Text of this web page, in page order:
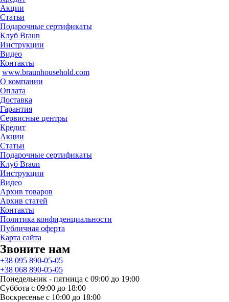
Акции
Статьи
Подарочные сертификаты
Клуб Braun
Инструкции
Видео
Контакты
www.braunhousehold.com
О компании
Оплата
Доставка
Гарантия
Сервисные центры
Кредит
Акции
Статьи
Подарочные сертификаты
Клуб Braun
Инструкции
Видео
Архив товаров
Архив статей
Контакты
Политика конфиденциальности
Публичная оферта
Карта сайта
Звоните нам
+38 095 890-05-05
+38 068 890-05-05
Понедельник - пятница с 09:00 до 19:00
Суббота с 09:00 до 18:00
Воскресенье с 10:00 до 18:00